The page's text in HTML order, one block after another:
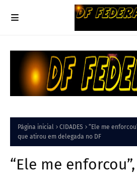
Página inicial CIDADES
“Ele me
que atirou em delegada no DF
“Ele me